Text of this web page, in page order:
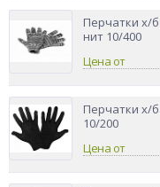
Перчатки х/
нит 10/400
Цена от
Перчатки х/
10/200
Цена от